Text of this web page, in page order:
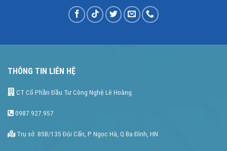
THÔNG TIN LIÊN HỆ
CT Cổ Phần Đầu Tư Công Nghệ Lê Hoàng
0987.927.957
Trụ sở: 85B/135 Đội Cấn, P Ngọc Hà, Q Ba Đình, HN